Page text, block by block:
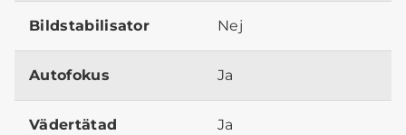
Bildstabilisator Nej
Autofokus Ja
Vädertätad Ja